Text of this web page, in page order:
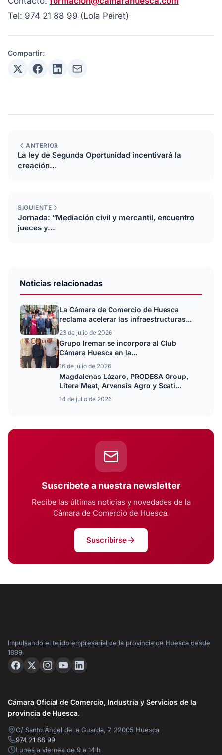
Tel: 974 21 88 99 (Lola Peiret)
Compartir:
ANTERIOR
La ley de Segunda Oportunidad incentivará la
creación...
SIGUIENTE
Jornada: “Mediación civil y mercantil, encuentro
jueces y...
Noticias relacionadas
La Cámara de Comercio de Huesca
reclama acelerar las infraestructuras...
23 de julio de 2026
Grupo Iremar se incorpora al Club
Cámara Huesca en la...
16 de julio de 2026
Magdalenas Lázaro, PRODESA Group,
Litera Meat, Arvensis Agro y Scati...
14 de julio de 2026
Suscríbete a nuestra newsletter
Recibe las últimas noticias y novedades de la
Cámara de Comercio de Huesca.
Suscribirse
Impulsando el tejido empresarial de la provincia de Huesca desde
1899
Cámara Oficial de Comercio, Industria y Servicios de la
provincia de Huesca.
C/ Santo Ángel de la Guarda, 7, 22005 Huesca
974 21 88 99
Lunes a viernes de 9 a 14 h